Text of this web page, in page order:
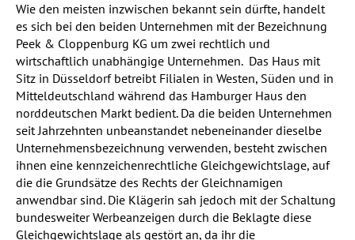
Wie den meisten inzwischen bekannt sein dürfte, handelt
es sich bei den beiden Unternehmen mit der Bezeichnung
Peek & Cloppenburg KG um zwei rechtlich und
wirtschaftlich unabhängige Unternehmen. Das Haus mit
Sitz in Düsseldorf betreibt Filialen in Westen, Süden und in
Mitteldeutschland während das Hamburger Haus den
norddeutschen Markt bedient. Da die beiden Unternehmen
seit Jahrzehnten unbeanstandet nebeneinander dieselbe
Unternehmensbezeichnung verwenden, besteht zwischen
ihnen eine kennzeichenrechtliche Gleichgewichtslage, auf
die die Grundsätze des Rechts der Gleichnamigen
anwendbar sind. Die Klägerin sah jedoch mit der Schaltung
bundesweiter Werbeanzeigen durch die Beklagte diese
Gleichgewichtslage als gestört an, da ihr die